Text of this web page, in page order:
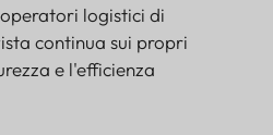
logistici di
continua sui propri
e l'efficienza